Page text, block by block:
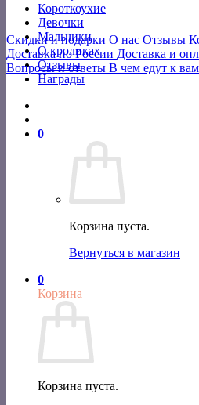
Короткоухие
Девочки
Мальчики
О кроликах
Отзывы
Награды
0
Корзина пуста.
Вернуться в магазин
0
Корзина
Корзина пуста.
Скидки и подарки О нас Отзывы
Доставка по России Доставка и
Вопросы и ответы В чем едут к вам